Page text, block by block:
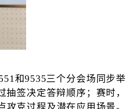
和9535三个分会场同步举
签决定答辩顺序；赛时，
克过程及潜在应用场景。